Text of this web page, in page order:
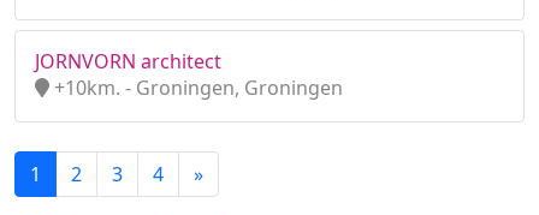
JORNVORN architect
+10km. - Groningen, Groningen
1 2 3 4 »